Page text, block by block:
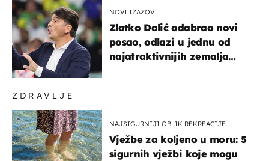
ZDRAVLJE
NAJSIGURNIJI OBLIK REKREACIJE
Vježbe za koljeno u moru: 5
sigurnih vježbi koje mogu
NOVI IZAZOV
Zlatko Dalić odabrao novi
posao, odlazi u jednu od
najatraktivnijih zemalja